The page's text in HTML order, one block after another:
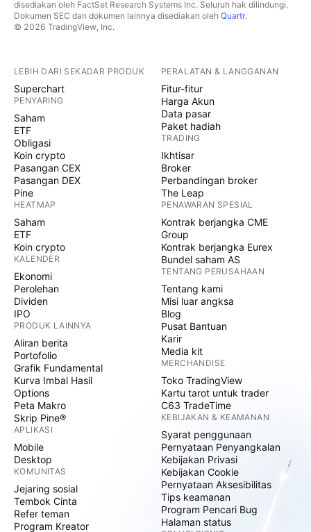
disediakan oleh FactSet Research Systems Inc. Seluruh hak dilindungi.
Dokumen SEC dan dokumen lainnya disediakan oleh Quartr.
© 2026 TradingView, Inc.
LEBIH DARI SEKADAR PRODUK
Superchart
PENYARING
Saham
ETF
Obligasi
Koin crypto
Pasangan CEX
Pasangan DEX
Pine
HEATMAP
Saham
ETF
Koin crypto
KALENDER
Ekonomi
Perolehan
Dividen
IPO
PRODUK LAINNYA
Aliran berita
Portofolio
Grafik Fundamental
Kurva Imbal Hasil
Options
Peta Makro
Skrip Pine®
APLIKASI
Mobile
Desktop
KOMUNITAS
Jejaring sosial
Tembok Cinta
Refer teman
Program Kreator
PERALATAN & LANGGANAN
Fitur-fitur
Harga Akun
Data pasar
Paket hadiah
TRADING
Ikhtisar
Broker
Perbandingan broker
The Leap
PENAWARAN SPESIAL
Kontrak berjangka CME
Group
Kontrak berjangka Eurex
Bundel saham AS
TENTANG PERUSAHAAN
Tentang kami
Misi luar angksa
Blog
Pusat Bantuan
Karir
Media kit
MERCHANDISE
Toko TradingView
Kartu tarot untuk trader
C63 TradeTime
KEBIJAKAN & KEAMANAN
Syarat penggunaan
Pernyataan Penyangkalan
Kebijakan Privasi
Kebijakan Cookie
Pernyataan Aksesibilitas
Tips keamanan
Program Pencari Bug
Halaman status